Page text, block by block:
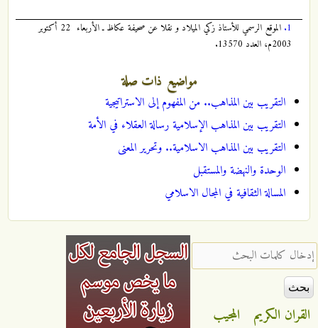
1.
الموقع الرسمي للأستاذ زكي الميلاد و نقلا عن صحيفة عكاظ ـ الأربعاء 22 أكتوبر
2003م، العدد 13570.
مواضيع ذات صلة
التقريب بين المذاهب.. من المفهوم إلى الاستراتيجية
التقريب بين المذاهب الإسلامية رسالة العقلاء في الأمة
التقريب بين المذاهب الاسلامية.. وتحرير المعنى
الوحدة والنهضة والمستقبل
المسالة الثقافية في المجال الاسلامي
‏إدخال كلمات البحث ‏
القران الكريم
المجيب